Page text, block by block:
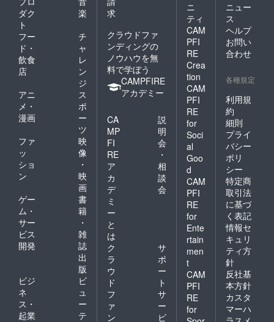
カー側
の生産
状況に
よって
は、お
更や遅
じる場
合がご
ざいま
す。恐
れ入り
ます
が、予
めご了
承くだ
さい。
お届け
時期に
変動が
生じる
場合
は、随
時「活
動報
告」を
通して
ご報告
させて
いただ
間終了
時の
メー
カー側
の生産
状況に
よって
届け時
更や遅
れが生
じる場
合がご
ざいま
す。恐
れ入り
ます
が、予
めご了
承くだ
さい。
お届け
時期に
変動が
生じる
は、随
時「活
動報
告」を
通して
ご報告
（例）
Twitter
で知り
まし
た。
【お届
期】 プ
クトが
成立し
た場
合、
【2021
年10 月
上旬】
からご
支援順
にお届
けを予
定して
す。 ク
ラウド
ファン
ディン
グでは
プロ
ジェク
ト終了
後に発
注個数
しま
す！
（例）
Twitter
で知り
【お届
期】 プ
ロジェ
クトが
成立し
合、
【2021
年10 月
上旬】
からご
支援順
にお届
けを予
定して
いま
す。 ク
ラウド
ファン
ディン
グでは
プロ
ジェク
ト終了
ダク
ト
楽
フー
ド・
飲食
店
チ
ャ
レ
ン
ジ
アニ
メ・
漫画
ス
ポ
ー
ツ
ファ
ッ
ショ
ン
映
像
・
映
画
ゲー
ム・
サー
ビス
開発
書
籍
・
雑
誌
出
版
ビジ
ネ
ス・
起業
ビ
ュ
ー
テ
求
クラウドファ
ンディングの
ノウハウを無
料で学ぼう
CAMPFIRE
アカデミー
CA
MP
FI
RE
ア
カ
デ
ミ
ー
と
は
説
明
会
・
相
談
会
ク
ラ
ウ
ド
フ
ァ
ン
サ
ポ
ー
ト
サ
ー
ビ
ニ
ティ
CAM
PFI
RE
Crea
tion
CAM
PFI
RE
for
Soci
al
Goo
d
CAM
PFI
RE
for
Ente
rtain
men
t
CAM
PFI
RE
for
ニュー
ス
ヘルプ
お問い
合わせ
各種規定
利用規
約
細則
プライ
バシー
ポリ
シー
特定商
取引法
に基づ
く表記
情報セ
キュリ
ティ方
針
反社基
本方針
カスタ
マーハ